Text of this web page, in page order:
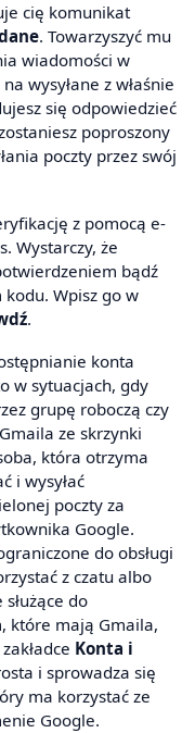
cię komunikat
. Towarzyszyć mu
wiadomości w
wysyłane z właśnie
się odpowiedzieć
poproszony
poczty przez swój
z pomocą e-
Wystarczy, że
bądź
Wpisz go w
.
konta
w sytuacjach, gdy
grupę roboczą czy
ze skrzynki
która otrzyma
i wysyłać
poczty za
Google.
do obsługi
z czatu albo
do
które mają Gmaila,
Konta i
i sprowadza się
ma korzystać ze
Google.